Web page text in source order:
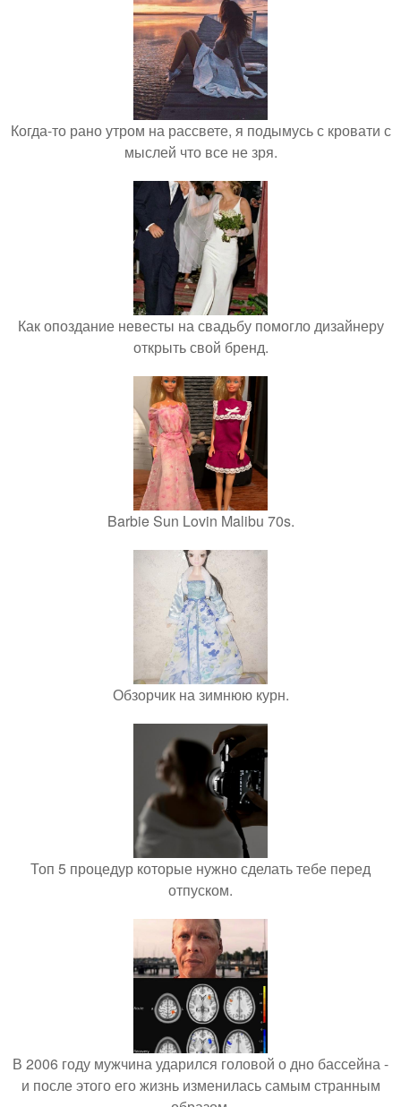
Когда-то рано утром на рассвете, я подымусь с кровати с
мыслей что все не зря.
Как опоздание невесты на свадьбу помогло дизайнеру
открыть свой бренд.
Barbie Sun Lovin Malibu 70s.
Обзорчик на зимнюю курн.
Топ 5 процедур которые нужно сделать тебе перед
отпуском.
В 2006 году мужчина ударился головой о дно бассейна -
и после этого его жизнь изменилась самым странным